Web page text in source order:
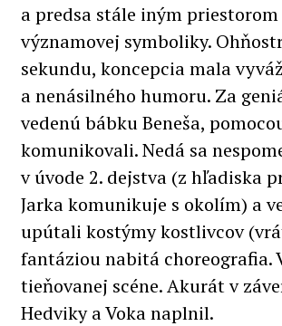
a predsa stále iným
významovej symboliky.
sekundu, koncepcia mala
a nenásilného humoru. Za
vedenú bábku Beneša,
komunikovali. Nedá sa
v úvode 2. dejstva (z hľadiska
Jarka komunikuje s okolím) a
upútali kostýmy kostlivcov
fantáziou nabitá choreografia.
tieňovanej scéne. Akurát v
Hedviky a Voka naplnil.